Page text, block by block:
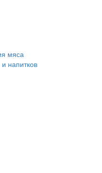
мяса
напитков